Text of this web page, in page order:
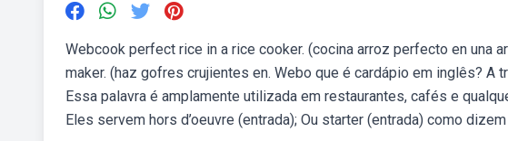
Webcook perfect rice in a rice cooker. (cocina arroz perfecto en una
maker. (haz gofres crujientes en. Webo que é cardápio em inglês? A
Essa palavra é amplamente utilizada em restaurantes, cafés e
Eles servem hors d’oeuvre (entrada); Ou starter (entrada) como